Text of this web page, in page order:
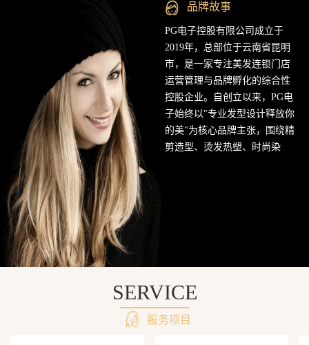
方
网
站
品牌故事
PG电子控股有限公司成立于
2019年，总部位于云南省昆明
市，是一家专注美发连锁门店
运营管理与品牌孵化的综合性
控股企业。自创立以来，PG电
子始终以"专业发型设计释放你
的美"为核心品牌主张，围绕精
剪造型、烫发热塑、时尚染
SERVICE
服务项目